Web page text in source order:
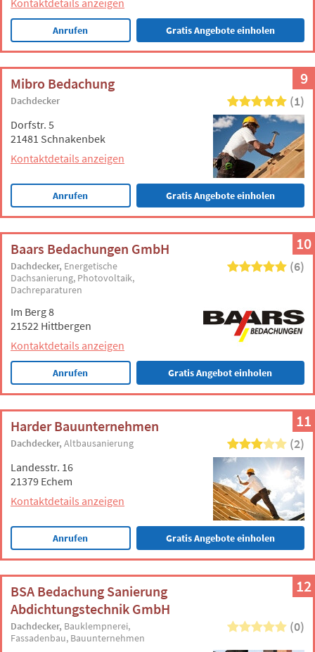
Kontaktdetails anzeigen
Anrufen Gratis Angebote einholen
9
Mibro Bedachung
Dachdecker (1)
Dorfstr. 5
21481 Schnakenbek
Kontaktdetails anzeigen
Anrufen Gratis Angebote einholen
10
Baars Bedachungen GmbH
Dachdecker Energetische
Dachsanierung Photovoltaik
Dachreparaturen
(6)
Im Berg 8
21522 Hittbergen
Kontaktdetails anzeigen
Anrufen Gratis Angebot einholen
11
Harder Bauunternehmen
Dachdecker Altbausanierung (2)
Landesstr. 16
21379 Echem
Kontaktdetails anzeigen
Anrufen Gratis Angebote einholen
12
BSA Bedachung Sanierung
Abdichtungstechnik GmbH
Dachdecker Bauklempnerei
Fassadenbau Bauunternehmen
(0)